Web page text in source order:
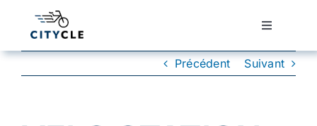
Toggle
Précédent Suivant